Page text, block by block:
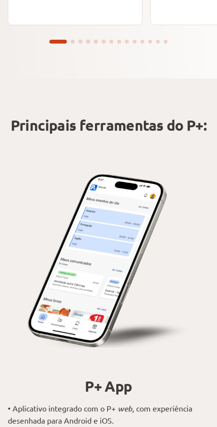
Principais ferramentas do P+:
P+ App
• Aplicativo integrado com o P+ web, com experiência
desenhada para Android e iOS.